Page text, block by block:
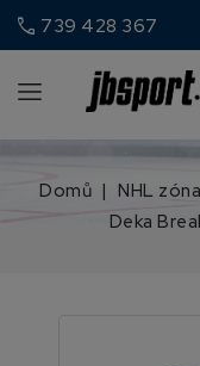
call 739 428 367
Domů NHL zóna
Deka